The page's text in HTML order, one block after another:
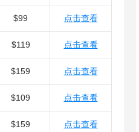
$99 点击查看
$119 点击查看
$159 点击查看
$109 点击查看
$159 点击查看